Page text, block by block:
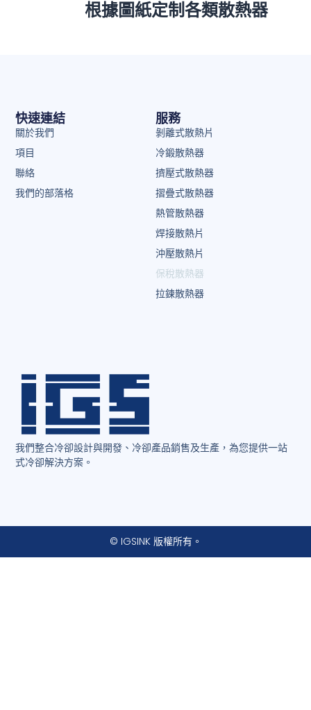
根據圖紙定制各類散熱器
我們整合冷卻設計與開發、冷卻產品銷售及生產，為您提供一站
式冷卻解決方案。
服務
剝離式散熱片
冷鍛散熱器
擠壓式散熱器
摺疊式散熱器
熱管散熱器
焊接散熱片
沖壓散熱片
保稅散熱器
拉鍊散熱器
快速連結
關於我們
項目
聯絡
我們的部落格
© IGSINK 版權所有。